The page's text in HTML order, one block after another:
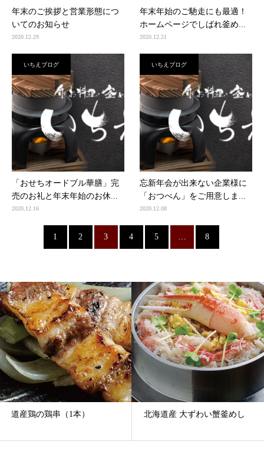
年末のご挨拶と営業形態につ
いてのお知らせ
2020.12.29
年末年始のご馳走にも最適！
ホームページでしばれ釜め...
2020.12.21
いちえブログ
「おせちオードブル華膳」完
売のお礼と年末年始のお休...
2020.12.16
いちえブログ
忘新年会が出来ない企業様に
「おつべん」をご用意しま...
2020.12.08
1 2 3 4 5 … 8
道産鶏の鶏串（1本） 北海道産 大ずわい蟹釜めし